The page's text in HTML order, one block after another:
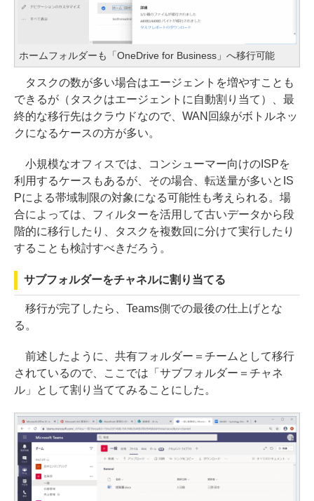
ホームフォルダーも「OneDrive for Business」へ移行可能
タスクの数が多い場合はエージェントを増やすことも
できるが（タスクはエージェントに自動割り当て）、最
終的な移行先はクラウドなので、WAN回線がボトルネッ
クになるケースの方が多い。
小規模なオフィスでは、コンシューマー向けのISPを
利用するケースもあるが、その場合、転送量が多いとIS
Pによる帯域制限の対象になる可能性も考えられる。場
合によっては、フィルターを活用して古いデータから段
階的に移行したり、タスクを複数回に分けて実行したり
することも検討すべきだろう。
サブフォルダーをチャネルに割り当てる
移行が完了したら、Teams側での最後の仕上げとな
る。
前述したように、共有フォルダー＝チームとして移行
されているので、ここでは「サブフォルダー＝チャネ
ル」として割り当ててみることにした。